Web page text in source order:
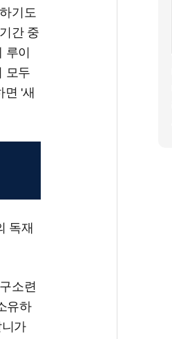
기도
간 중
이
모두
'새
독재
소련
유하
가